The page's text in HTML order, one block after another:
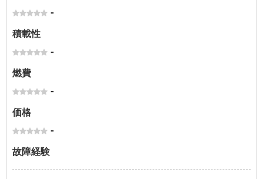
-
積載性
-
燃費
-
価格
-
故障経験